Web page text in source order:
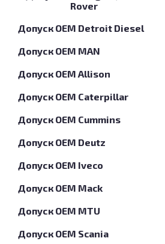
Rover
Допуск OEM Detroit Diesel
Допуск OEM MAN
Допуск OEM Allison
Допуск OEM Caterpillar
Допуск OEM Cummins
Допуск OEM Deutz
Допуск OEM Iveco
Допуск OEM Mack
Допуск OEM MTU
Допуск OEM Scania